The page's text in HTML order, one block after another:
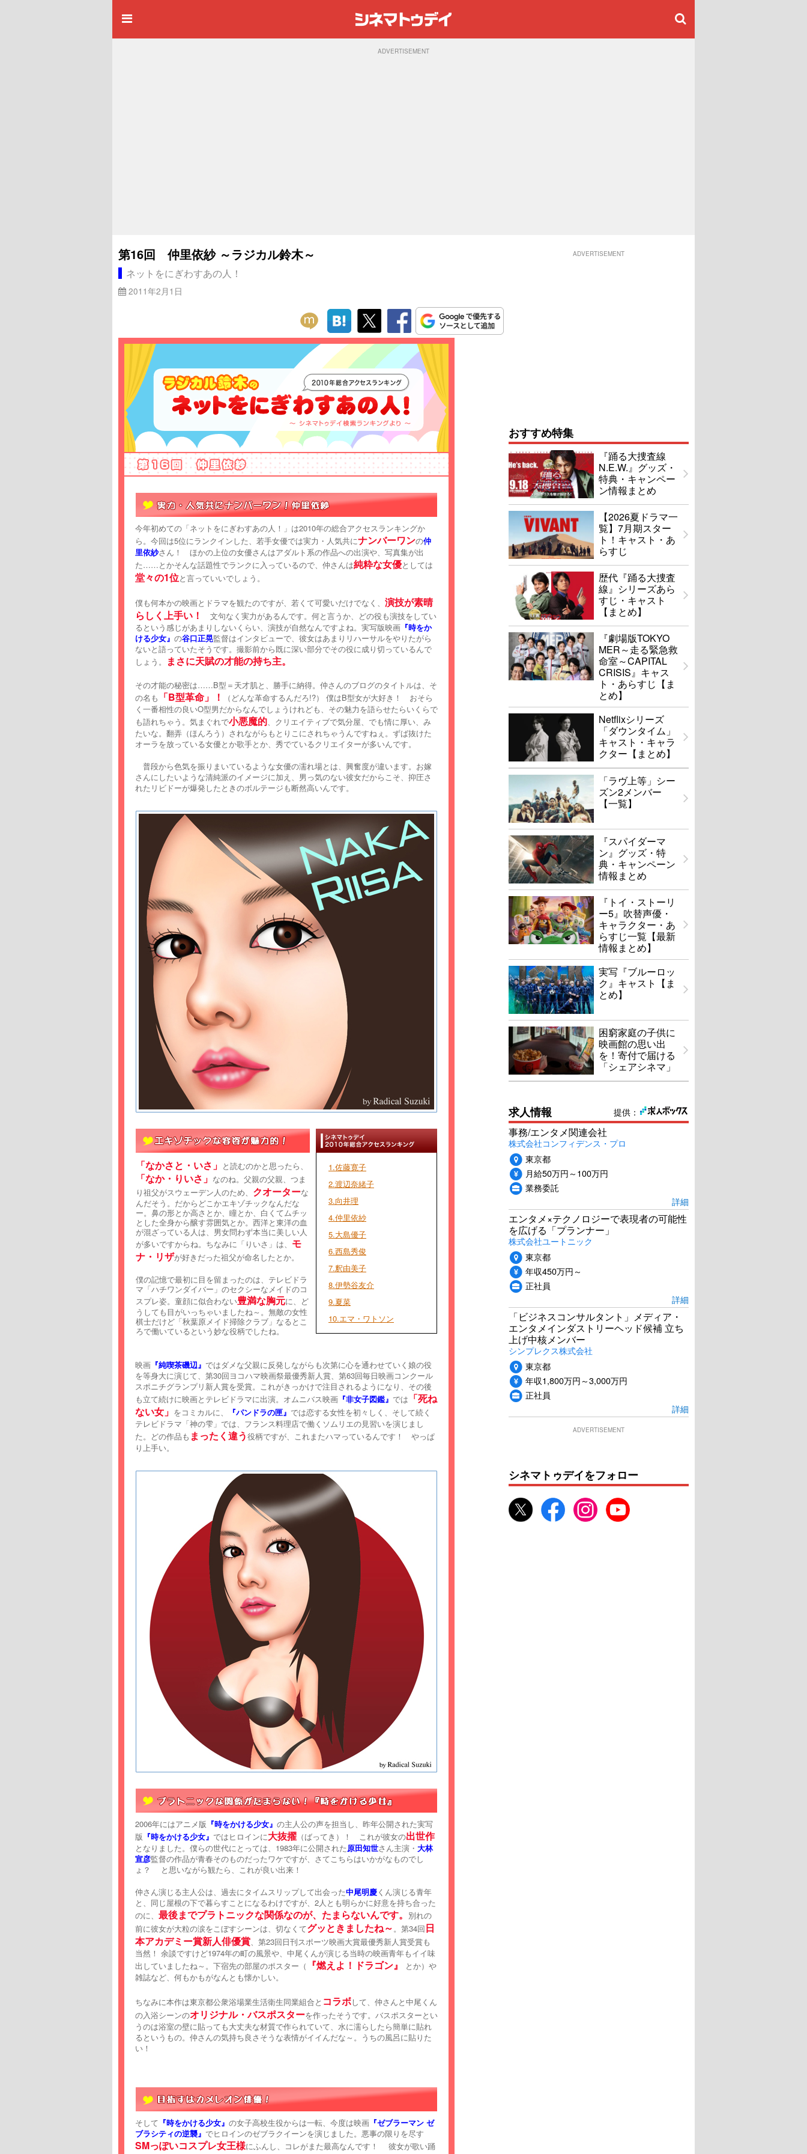
ADVERTISEMENT
第16回 仲里依紗 ～ラジカル鈴木～
ネットをにぎわすあの人！
2011年2月1日
今年初めての「ネットをにぎわすあの人！」は2010年の総合アクセスランキングか
ら。今回は5位にランクインした、若手女優では実力・人気共にナンバーワンの仲
里依紗さん！ ほかの上位の女優さんはアダルト系の作品への出演や、写真集が出
た……とかそんな話題性でランクに入っているので、仲さんは純粋な女優としては
堂々の1位と言っていいでしょう。
僕も何本かの映画とドラマを観たのですが、若くて可愛いだけでなく、 演技が素晴
らしく上手い！
文句なく実力があるんです。何と言うか、どの役も演技をしてい
るという感じがあまりしないくらい、演技が自然なんですよね。実写版映画 『時をか
ける少女』 の谷口正晃監督はインタビューで、彼女はあまりリハーサルをやりたがら
ないと語っていたそうです。撮影前から既に深い部分でその役に成り切っているんで
しょう。
まさに天賦の才能の持ち主。
その才能の秘密は……B型＝天才肌と、勝手に納得。仲さんのブログのタイトルは、そ
の名も 「B型革命」！
（どんな革命するんだろ!?） 僕はB型女が大好き！ おそら
く一番相性の良いO型男だからなんでしょうけれども、その魅力を語らせたらいくらで
も語れちゃう。気まぐれで小悪魔的 、クリエイティブで気分屋、でも情に厚い、み
たいな。翻弄（ほんろう）されながらもとりこにされちゃうんですねぇ。ずば抜けた
オーラを放っている女優とか歌手とか、秀でているクリエイターが多いんです。
普段から色気を振りまいているような女優の濡れ場とは、興奮度が違います。お嫁
さんにしたいような清純派のイメージに加え、男っ気のない彼女だからこそ、抑圧さ
れたリビドーが爆発したときのボルテージも断然高いんです。
「なかさと・いさ」 と読むのかと思ったら、
「なか・りいさ」 なのね。父親の父親、つま
り祖父がスウェーデン人のため、 クオーターな
んだそう。だからどこかエキゾチックなんだな
ー。鼻の形とか高さとか、瞳とか、白くてムチッ
とした全身から醸す雰囲気とか。西洋と東洋の血
が混ざっている人は、男女問わず本当に美しい人
が多いですからね。ちなみに「りいさ」は、 モ
ナ・リザが好きだった祖父が命名したとか。
僕の記憶で最初に目を留まったのは、テレビドラ
マ「ハチワンダイバー」のセクシーなメイドのコ
スプレ姿。童顔に似合わない豊満な胸元に、ど
うしても目がいっちゃいましたね～。無敵の女性
棋士だけど「秋葉原メイド掃除クラブ」なるとこ
ろで働いているという妙な役柄でしたね。
1.佐藤寛子
2.渡辺奈緒子
3.向井理
4.仲里依紗
5.大島優子
6.西島秀俊
7.釈由美子
8.伊勢谷友介
9.夏菜
10.エマ・ワトソン
映画 『純喫茶磯辺』 ではダメな父親に反発しながらも次第に心を通わせていく娘の役
を等身大に演じて、第30回ヨコハマ映画祭最優秀新人賞、第63回毎日映画コンクール
スポニチグランプリ新人賞を受賞。これがきっかけで注目されるようになり、その後
も立て続けに映画とテレビドラマに出演。オムニバス映画 『非女子図鑑』 では 「死ね
ない女」 をコミカルに、 『パンドラの匣』 では恋する女性を初々しく、そして続く
テレビドラマ「神の雫」では、フランス料理店で働くソムリエの見習いを演じまし
た。どの作品も まったく違う役柄ですが、これまたハマっているんです！ やっぱ
り上手い。
2006年にはアニメ版 『時をかける少女』 の主人公の声を担当し、昨年公開された実写
版 『時をかける少女』 ではヒロインに大抜擢 （ばってき）！ これが彼女の出世作
となりました。僕らの世代にとっては、1983年に公開された原田知世さん主演・ 大林
宣彦監督の作品が青春そのものだったワケですが、さてこちらはいかがなものでし
ょ？ と思いながら観たら、これが良い出来！
仲さん演じる主人公は、過去にタイムスリップして出会った中尾明慶くん演じる青年
と、同じ屋根の下で暮らすことになるわけですが、2人とも明らかに好意を持ち合った
のに、 最後までプラトニックな関係なのが、たまらないんです。 別れの
前に彼女が大粒の涙をこぼすシーンは、切なくてグッときましたね～。第34回日
本アカデミー賞新人俳優賞、第23回日刊スポーツ映画大賞最優秀新人賞受賞も
当然！ 余談ですけど1974年の町の風景や、中尾くんが演じる当時の映画青年もイイ味
出していましたね～。下宿先の部屋のポスター（ 『燃えよ！ドラゴン』
とか）や
雑誌など、何もかもがなんとも懐かしい。
ちなみに本作は東京都公衆浴場業生活衛生同業組合と コラボして、仲さんと中尾くん
の入浴シーンのオリジナル・バスポスターを作ったそうです。バスポスターとい
うのは浴室の壁に貼っても大丈夫な材質で作られていて、水に濡らしたら簡単に貼れ
るというもの。仲さんの気持ち良さそうな表情がイイんだな～。うちの風呂に貼りた
い！
そして 『時をかける少女』 の女子高校生役からは一転、今度は映画 『ゼブラーマン ゼ
ブラシティの逆襲』 でヒロインのゼブラクイーンを演じました。悪事の限りを尽す
SMっぽいコスプレ女王様にふんし、コレがまた最高なんです！ 彼女が歌い踊
ADVERTISEMENT
おすすめ特集
『踊る大捜査線
N.E.W.』グッズ・
特典・キャンペー
ン情報まとめ
【2026夏ドラマ一
覧】7月期スター
ト！キャスト・あ
らすじ
歴代『踊る大捜査
線』シリーズあら
すじ・キャスト
【まとめ】
『劇場版TOKYO
MER～走る緊急救
命室～CAPITAL
CRISIS』キャス
ト・あらすじ【ま
とめ】
Netflixシリーズ
「ダウンタイム」
キャスト・キャラ
クター【まとめ】
「ラヴ上等」シー
ズン2メンバー
【一覧】
『スパイダーマ
ン』グッズ・特
典・キャンペーン
情報まとめ
『トイ・ストーリ
ー5』吹替声優・
キャラクター・あ
らすじ一覧【最新
情報まとめ】
実写『ブルーロッ
ク』キャスト【ま
とめ】
困窮家庭の子供に
映画館の思い出
を！寄付で届ける
「シェアシネマ」
提供：
求人情報
事務/エンタメ関連会社
株式会社コンフィデンス・プロ
東京都
月給50万円～100万円
業務委託
詳細
エンタメ×テクノロジーで表現者の可能性
を広げる「プランナー」
株式会社ユートニック
東京都
年収450万円～
正社員
詳細
「ビジネスコンサルタント」メディア・
エンタメインダストリーヘッド候補 立ち
上げ中核メンバー
シンプレクス株式会社
東京都
年収1,800万円～3,000万円
正社員
詳細
ADVERTISEMENT
シネマトゥデイをフォロー